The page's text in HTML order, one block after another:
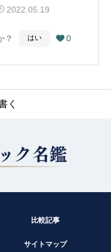
見ましょう」では
Mapから引用）
2022.05.19
？ はい  0
く
ません。
比較記事
サイトマップ